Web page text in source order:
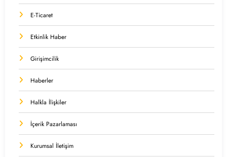
E-Ticaret
Etkinlik Haber
Girişimcilik
Haberler
Halkla İlişkiler
İçerik Pazarlaması
Kurumsal İletişim